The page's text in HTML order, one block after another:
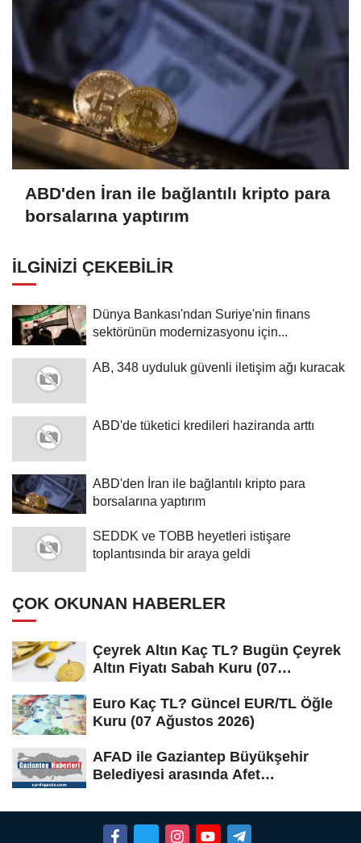
ABD'den İran ile bağlantılı kripto para
borsalarına yaptırım
İLGINIZI ÇEKEBILIR
Dünya Bankası'ndan Suriye'nin finans
sektörünün modernizasyonu için...
AB, 348 uyduluk güvenli iletişim ağı kuracak
ABD'de tüketici kredileri haziranda arttı
ABD'den İran ile bağlantılı kripto para
borsalarına yaptırım
SEDDK ve TOBB heyetleri istişare
toplantısında bir araya geldi
ÇOK OKUNAN HABERLER
Çeyrek Altın Kaç TL? Bugün Çeyrek
Altın Fiyatı Sabah Kuru (07
Euro Kaç TL? Güncel EUR/TL Öğle
Kuru (07 Ağustos 2026)
AFAD ile Gaziantep Büyükşehir
Belediyesi arasında Afet